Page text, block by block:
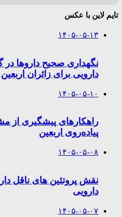
تایم لاین با عکس
۱۴۰۵-۰۵-۱۳
نگهداری صحیح داروها
دارویی برای زائران اربعین
۱۴۰۵-۰۵-۱۰
راهکارهای پیشگیری از
پیاده‌روی اربعین
۱۴۰۵-۰۵-۰۸
نقش پروتئین های ناقل
دارویی
۱۴۰۵-۰۵-۰۷